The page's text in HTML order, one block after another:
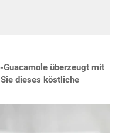
überzeugt mit
dieses köstliche